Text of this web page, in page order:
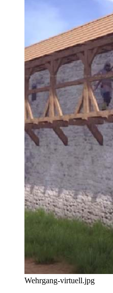
Wehrgang-virtuell.jpg